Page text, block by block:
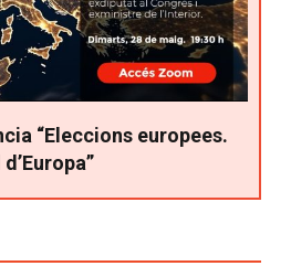
“Eleccions europees.